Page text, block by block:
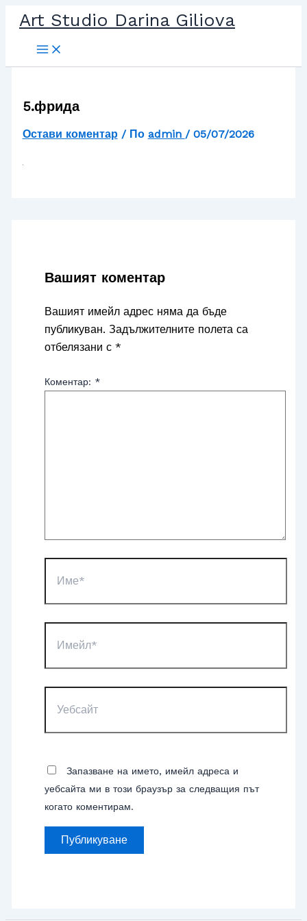
Прескочи
съдържанието
Art Studio Darina Giliova
5.фрида
Остави коментар / По admin / 05/07/2026
Вашият коментар
Вашият имейл адрес няма да бъде
публикуван. Задължителните полета са
отбелязани с *
Коментар: *
Запазване на името, имейл адреса и
уебсайта ми в този браузър за следващия път
когато коментирам.